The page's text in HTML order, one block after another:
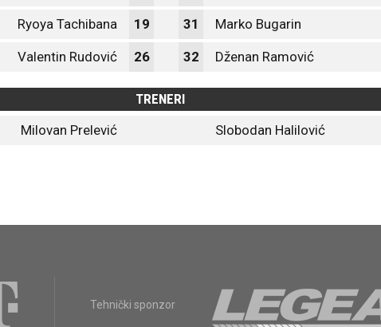
Ryoya Tachibana 19 31 Marko Bugarin
Valentin Rudović 26 32 Dženan Ramović
TRENERI
Milovan Prelević
Slobodan Halilović
Tehnički sponzor